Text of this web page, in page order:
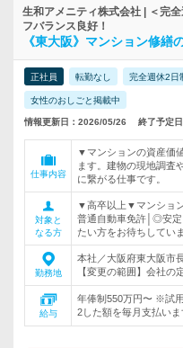
生和アメニティ株式会社 | ＜完
フバランス良好！
《東大阪》マンション修
正社員 転勤なし 完全週休2日
女性のおしごと掲載中
情報更新日：2026/05/26 終了予定
仕事内容
▼マンションの資産価
ます。建物の現地調査
に繋がる仕事です。
対象と
なる方
▼高卒以上▼マンショ
普通自動車免許│◎安定
たい方をお待ちしてい
勤務地
本社／大阪府東大阪市
【変更の範囲】会社の
給与
年俸制550万円〜 ※試
2した額を毎月支払いま